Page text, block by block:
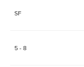
SF
5 - 8